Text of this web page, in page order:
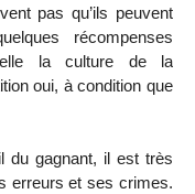
pas qu’ils peuvent
récompenses
la culture de la
oui, à condition que
du gagnant, il est très
erreurs et ses crimes.